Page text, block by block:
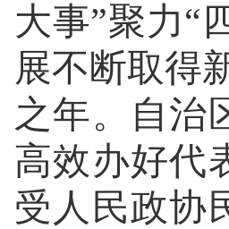
大事”聚力“
展不断取得
之年。自治
高效办好代
受人民政协